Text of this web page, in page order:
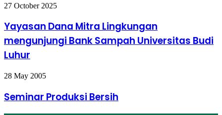
Yayasan
Mitra
Lingkungan
mengunjungi
Bank
Sampah
Budi
27 October 2025
Yayasan Dana Mitra Lingkungan
mengunjungi Bank Sampah Universitas Budi
Luhur
Seminar
Bersih
28 May 2005
Seminar Produksi Bersih